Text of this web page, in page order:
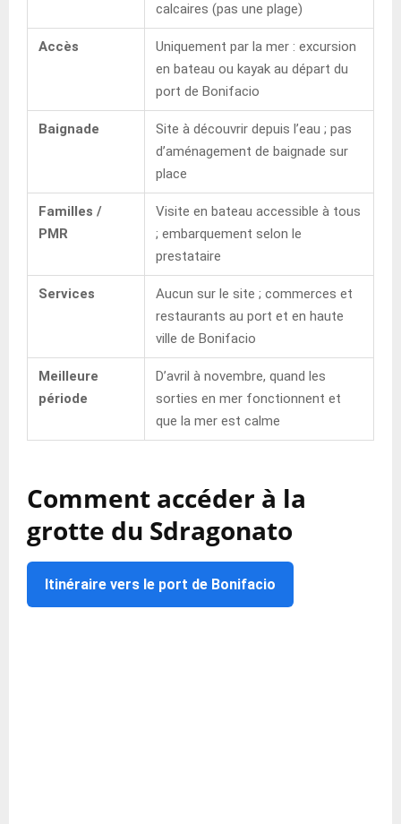
calcaires (pas une plage)
Accès
Uniquement par la mer : excursion
en bateau ou kayak au départ du
port de Bonifacio
Baignade
Site à découvrir depuis l’eau ; pas
d’aménagement de baignade sur
place
Familles /
PMR
Visite en bateau accessible à tous
; embarquement selon le
prestataire
Services
Aucun sur le site ; commerces et
restaurants au port et en haute
ville de Bonifacio
Meilleure
période
D’avril à novembre, quand les
sorties en mer fonctionnent et
que la mer est calme
Comment accéder à la
grotte du Sdragonato
Itinéraire vers le port de Bonifacio